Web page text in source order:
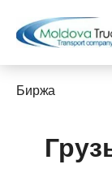
Меню
Биржа